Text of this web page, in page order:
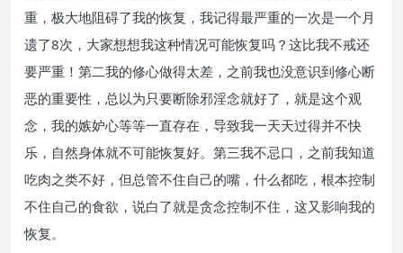
重，极大地阻碍了我的恢复，我记得最严重的一次是一个月
遗了8次，大家想想我这种情况可能恢复吗？这比我不戒还
要严重！第二我的修心做得太差，之前我也没意识到修心断
恶的重要性，总以为只要断除邪淫念就好了，就是这个观
念，我的嫉妒心等等一直存在，导致我一天天过得并不快
乐，自然身体就不可能恢复好。第三我不忌口，之前我知道
吃肉之类不好，但总管不住自己的嘴，什么都吃，根本控制
不住自己的食欲，说白了就是贪念控制不住，这又影响我的
恢复。